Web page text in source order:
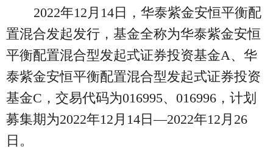
2022年12月14日，华泰紫金安恒平衡配
置混合发起发行，基金全称为华泰紫金安恒
平衡配置混合型发起式证券投资基金A、华
泰紫金安恒平衡配置混合型发起式证券投资
基金C，交易代码为016995、016996，计划
募集期为2022年12月14日—2022年12月26
日。